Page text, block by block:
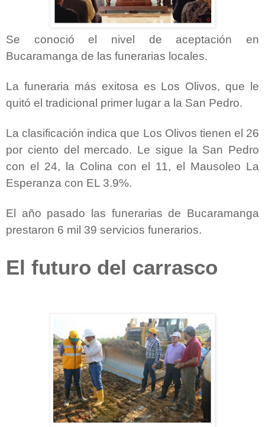
Se conoció el nivel de aceptación en
Bucaramanga de las funerarias locales.
La funeraria más exitosa es Los Olivos, que le
quitó el tradicional primer lugar a la San Pedro.
La clasificación indica que Los Olivos tienen el 26
por ciento del mercado. Le sigue la San Pedro
con el 24, la Colina con el 11, el Mausoleo La
Esperanza con EL 3.9%.
El año pasado las funerarias de Bucaramanga
prestaron 6 mil 39 servicios funerarios.
El futuro del carrasco